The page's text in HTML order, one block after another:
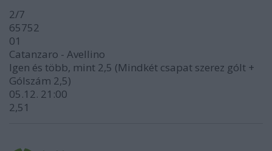
2/7
65752
01
Catanzaro - Avellino
Igen és több, mint 2,5 (Mindkét csapat szerez gólt +
Gólszám 2,5)
05.12. 21:00
2,51